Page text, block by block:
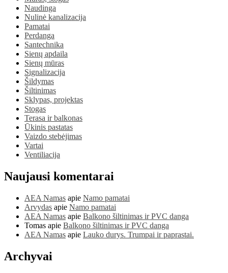
Naudinga
Nulinė kanalizacija
Pamatai
Perdanga
Santechnika
Sienų apdaila
Sienų mūras
Signalizacija
Šildymas
Šiltinimas
Sklypas, projektas
Stogas
Terasa ir balkonas
Ūkinis pastatas
Vaizdo stebėjimas
Vartai
Ventiliacija
Naujausi komentarai
AEA Namas apie Namo pamatai
Arvydas apie Namo pamatai
AEA Namas apie Balkono šiltinimas ir PVC danga
Tomas apie Balkono šiltinimas ir PVC danga
AEA Namas apie Lauko durys. Trumpai ir paprastai.
Archyvai